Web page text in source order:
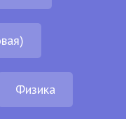
Физика